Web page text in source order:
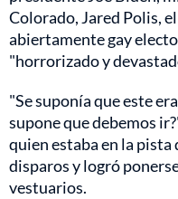
Colorado, Jared Polis,
abiertamente gay
"horrorizado y
"Se suponía que este
supone que debemos
quien estaba en la pista
disparos y logró
vestuarios.